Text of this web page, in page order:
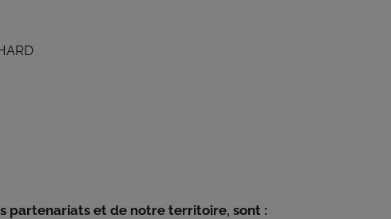
partenariats et de notre territoire, sont :